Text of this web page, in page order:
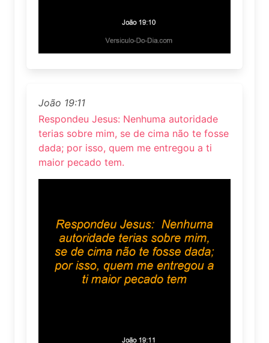
João 19:11
Respondeu Jesus: Nenhuma autoridade
terias sobre mim, se de cima não te fosse
dada; por isso, quem me entregou a ti
maior pecado tem.